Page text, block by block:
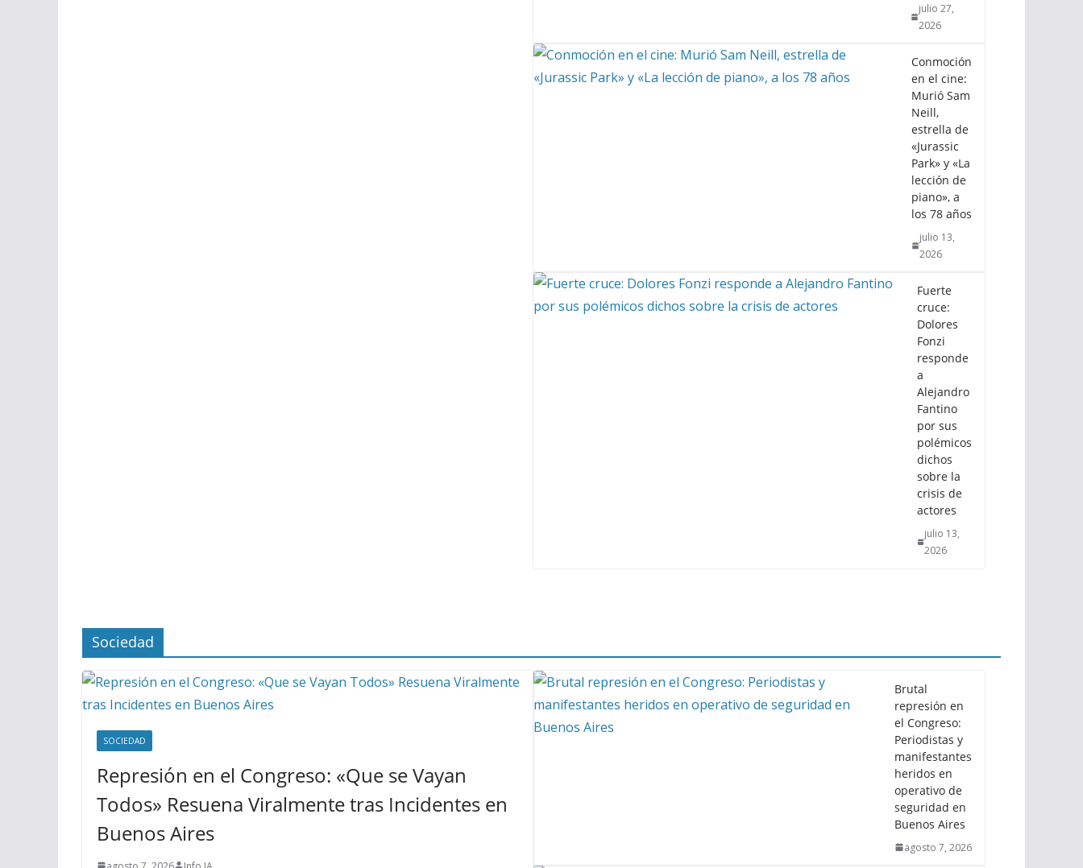
julio 27,
2026
Conmoción
en el cine:
Murió Sam
Neill,
estrella de
«Jurassic
Park» y «La
lección de
piano», a
los 78 años
julio 13,
2026
Fuerte
cruce:
Dolores
Fonzi
responde
a
Alejandro
Fantino
por sus
polémicos
dichos
sobre la
crisis de
actores
julio 13,
2026
Sociedad
SOCIEDAD
Represión en el Congreso: «Que se Vayan
Todos» Resuena Viralmente tras Incidentes en
Buenos Aires
Brutal
represión en
el Congreso:
Periodistas y
manifestantes
heridos en
operativo de
seguridad en
Buenos Aires
agosto 7, 2026